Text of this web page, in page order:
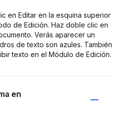
en Editar en la esquina superior
de Edición. Haz doble clic en
Verás aparecer un
de texto son azules. También
texto en el Módulo de Edición.
en